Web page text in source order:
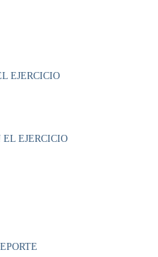
EJERCICIO
EJERCICIO